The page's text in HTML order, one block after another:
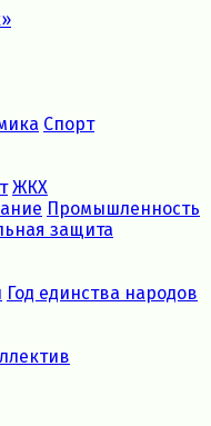
Спорт
ЖКХ
Промышленность
защита
Год единства народов